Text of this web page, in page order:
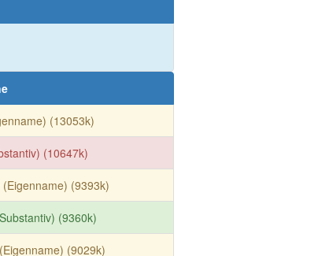
(13053k)
(10647k)
(Eigenname) (9393k)
(9360k)
(9029k)